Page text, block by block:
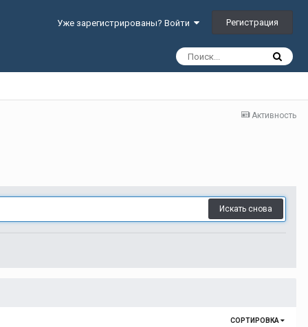
Уже зарегистрированы? Войти Регистрация
Активность
Искать снова
СОРТИРОВКА